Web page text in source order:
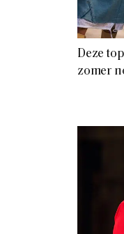
Deze
zomer